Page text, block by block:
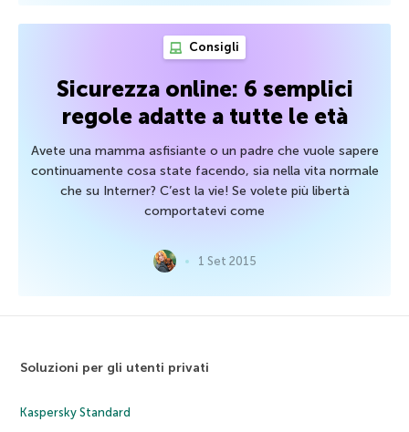
Consigli
Sicurezza online: 6 semplici
regole adatte a tutte le età
Avete una mamma asfisiante o un padre che vuole sapere
continuamente cosa state facendo, sia nella vita normale
che su Interner? C’est la vie! Se volete più libertà
comportatevi come
1 Set 2015
Soluzioni per gli utenti privati
Kaspersky Standard